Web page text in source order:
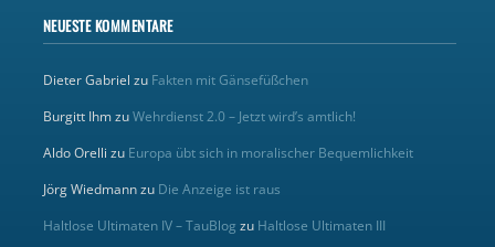
NEUESTE KOMMENTARE
Dieter Gabriel zu Fakten mit Gänsefüßchen
Burgitt IhmzuWehrdienst 2.0 – Jetzt wird’s amtlich!
Aldo Orelli zu Europa übt sich in moralischer Bequemlichkeit
Jörg Wiedmannzu Die Anzeige ist raus
Haltlose Ultimaten IV – TauBlog zu Haltlose Ultimaten III